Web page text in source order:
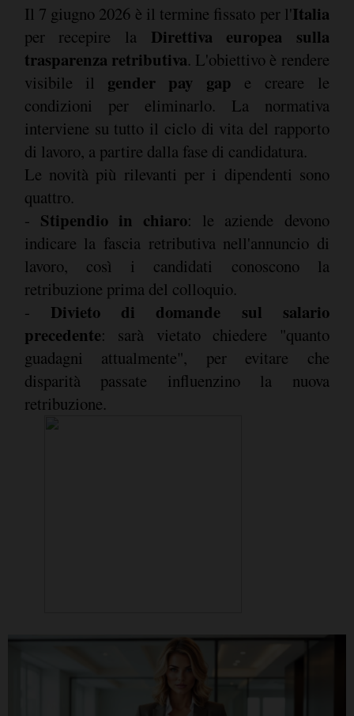
Il 7 giugno 2026 è il termine fissato per l'Italia
per recepire la Direttiva europea sulla
trasparenza retributiva. L'obiettivo è rendere
visibile il gender pay gap e creare le
condizioni per eliminarlo. La normativa
interviene su tutto il ciclo di vita del rapporto
di lavoro, a partire dalla fase di candidatura.
Le novità più rilevanti per i dipendenti sono
quattro.
- Stipendio in chiaro: le aziende devono
indicare la fascia retributiva nell'annuncio di
lavoro, così i candidati conoscono la
retribuzione prima del colloquio.
- Divieto di domande sul salario
precedente: sarà vietato chiedere "quanto
guadagni attualmente", per evitare che
disparità passate influenzino la nuova
retribuzione.